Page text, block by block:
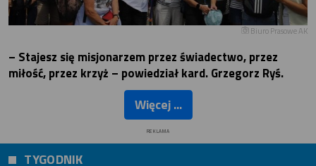
Biuro Prasowe AK
– Stajesz się misjonarzem przez świadectwo, przez
miłość, przez krzyż – powiedział kard. Grzegorz Ryś.
Więcej ...
REKLAMA
TYGODNIK